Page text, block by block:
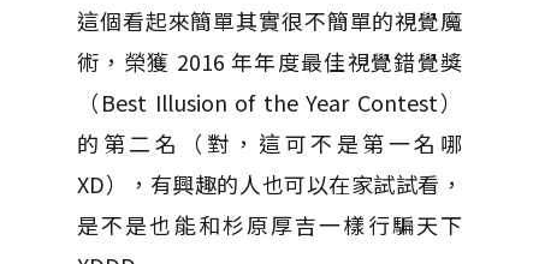
這個看起來簡單其實很不簡單的視覺魔
術，榮獲 2016 年年度最佳視覺錯覺獎
（Best Illusion of the Year Contest）
的第二名（對，這可不是第一名哪
XD），有興趣的人也可以在家試試看，
是不是也能和杉原厚吉一樣行騙天下